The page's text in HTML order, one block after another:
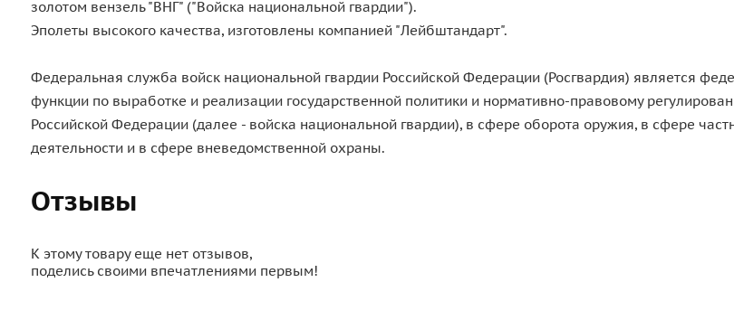
золотом вензель "ВНГ" ("Войска национальной гвардии").
Эполеты высокого качества, изготовлены компанией "Лейбштандарт".
Федеральная служба войск национальной гвардии Российской Федерации (Росгвардия) является
функции по выработке и реализации государственной политики и нормативно-правовому
Российской Федерации (далее - войска национальной гвардии), в сфере оборота оружия, в сфере
деятельности и в сфере вневедомственной охраны.
Отзывы
К этому товару еще нет отзывов,
поделись своими впечатлениями первым!